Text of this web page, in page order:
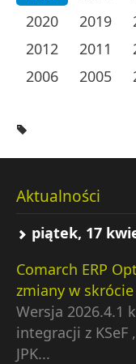
2020
2019
2012
2011
2006
2005
Aktualności
piątek, 17
Comarch ERP
zmiany w skrócie
Wersja 2026.4.1
integracji z
JPK...